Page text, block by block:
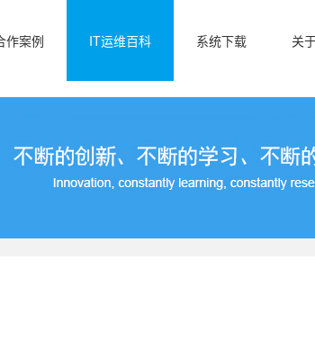
作案例 IT运维百科 系统下载 关